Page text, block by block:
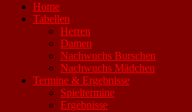
Home
Tabellen
Herren
Damen
Nachwuchs Burschen
Nachwuchs Mädchen
Termine & Ergebnisse
Spieltermine
Ergebnisse